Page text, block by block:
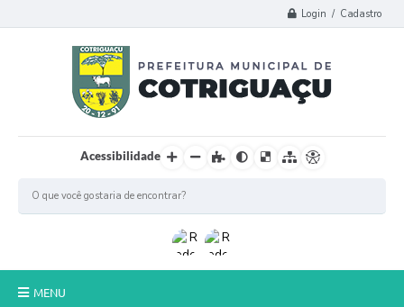
Login / Cadastro
Acessibilidade
MENU